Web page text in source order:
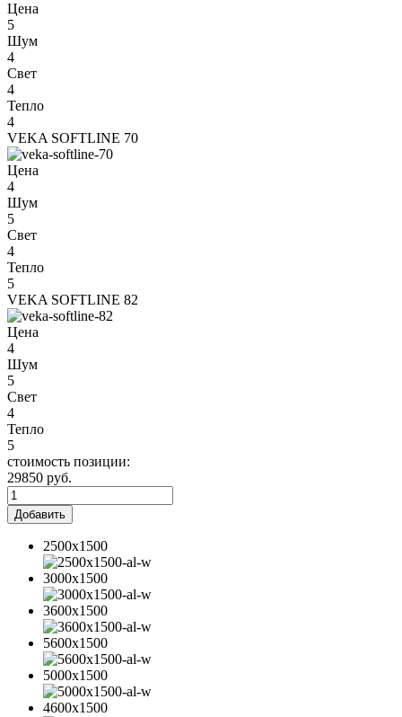
Цена
5
Шум
4
Свет
4
Тепло
4
VEKA SOFTLINE 70
Цена
4
Шум
5
Свет
4
Тепло
5
VEKA SOFTLINE 82
Цена
4
Шум
5
Свет
4
Тепло
5
стоимость позиции:
29850 руб.
2500x1500
3000x1500
3600x1500
5600x1500
5000x1500
4600x1500